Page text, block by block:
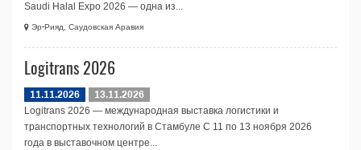
Saudi Halal Expo 2026 — одна из...
Эр-Рияд, Саудовская Аравия
Logitrans 2026
11.11.2026
13.11.2026
Logitrans 2026 — международная выставка логистики и
транспортных технологий в Стамбуле С 11 по 13 ноября 2026
года в выставочном центре...